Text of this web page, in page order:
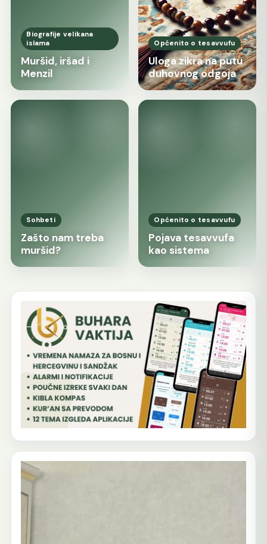
Biografije velikana
islama
Muršid, iršad i
Menzil
Općenito o tesavvufu
Uloga zikra na putu
duhovnog odgoja
Sohbeti
Zašto nam treba
muršid?
Općenito o tesavvufu
Pojava tesavvufa
kao sistema